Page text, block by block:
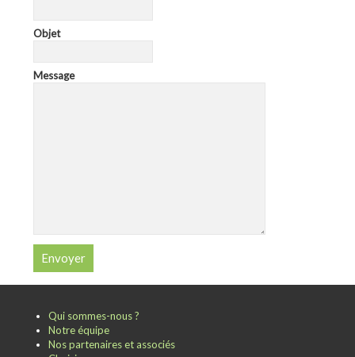
Objet
Message
Qui sommes-nous ?
Notre équipe
Nos partenaires et associés